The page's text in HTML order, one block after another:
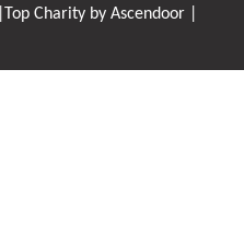
|Top Charity by Ascendoor